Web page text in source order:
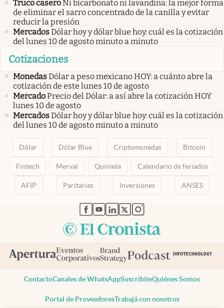
Truco caseroNi bicarbonato ni lavandina: la mejor forma
de eliminar el sarro concentrado de la canilla y evitar
reducir la presión
MercadosDólar hoy y dólar blue hoy: cuál es la cotización
del lunes 10 de agosto minuto a minuto
Cotizaciones
MonedasDólar a peso mexicano HOY: a cuánto abre la
cotización de este lunes 10 de agosto
MercadoPrecio del Dólar: a así abre la cotización HOY
lunes 10 de agosto
MercadosDólar hoy y dólar blue hoy: cuál es la cotización
del lunes 10 de agosto minuto a minuto
Dólar Dólar Blue Criptomonedas Bitcoin
Fintech Merval Quiniela Calendario de feriados
AFIP Paritarias Inversiones ANSES
abre en nueva pestaña
abre en nueva pestaña
abre en nueva pestaña
abre en nueva pestaña
abre en nueva pestaña
ContactoCanales de WhatsAppSuscribiteQuiénes Somos
Portal de ProveedoresTrabajá con nosotros